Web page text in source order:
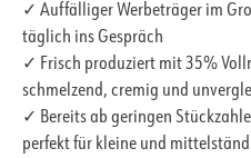
✓ Auffälliger Werbeträger im
täglich ins Gespräch
✓ Frisch produziert mit 35%
schmelzend, cremig und
✓ Bereits ab geringen
perfekt für kleine und